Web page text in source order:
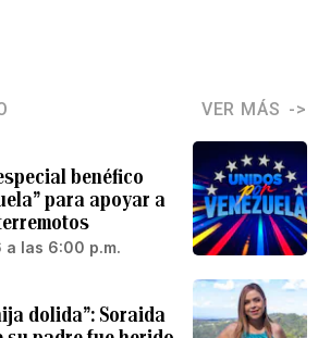
VER MÁS
benéfico
para apoyar a
a las 6:00 p.m.
dolida”: Soraida